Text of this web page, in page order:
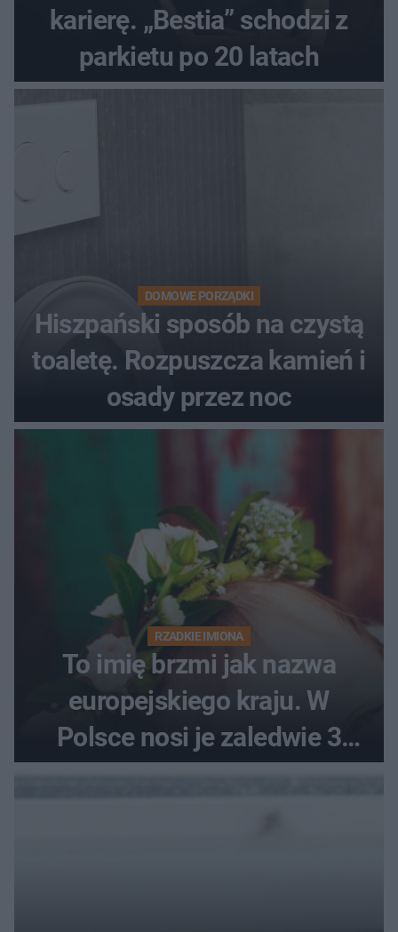
karierę. „Bestia” schodzi z
parkietu po 20 latach
DOMOWE PORZĄDKI
Hiszpański sposób na czystą
toaletę. Rozpuszcza kamień i
osady przez noc
RZADKIE IMIONA
To imię brzmi jak nazwa
europejskiego kraju. W
Polsce nosi je zaledwie 3